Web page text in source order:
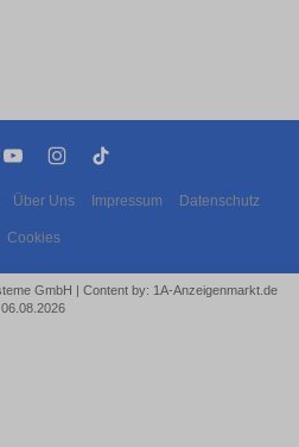
Über Uns Impressum Datenschutz
Cookies
GmbH | Content by: 1A-Anzeigenmarkt.de
06.08.2026